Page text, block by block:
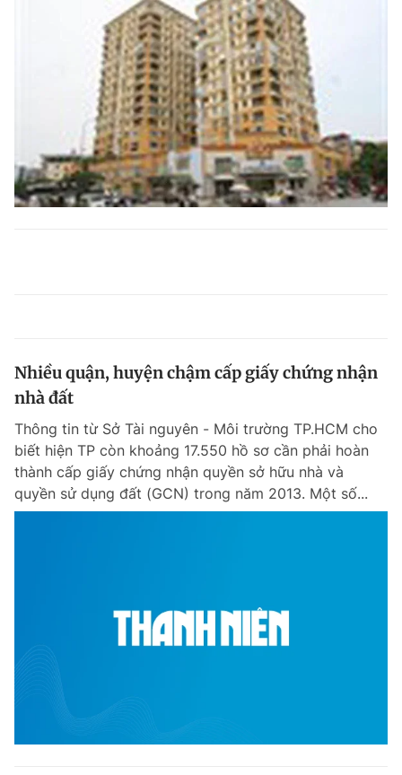
Nhiều quận, huyện chậm cấp giấy chứng nhận
nhà đất
Thông tin từ Sở Tài nguyên - Môi trường TP.HCM cho
biết hiện TP còn khoảng 17.550 hồ sơ cần phải hoàn
thành cấp giấy chứng nhận quyền sở hữu nhà và
quyền sử dụng đất (GCN) trong năm 2013. Một số...